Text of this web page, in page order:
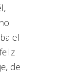
el
de